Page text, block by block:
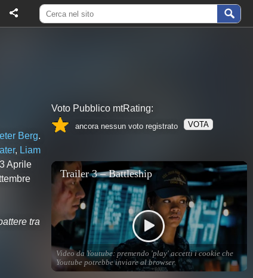
Berg.
, Liam
Aprile
tra
Voto Pubblico mtRating:
ancora nessun voto registrato VOTA